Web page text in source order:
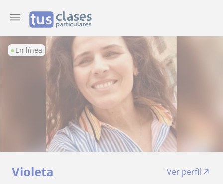
En línea
Violeta
Ver perfil